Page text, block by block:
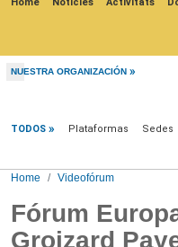
NUESTRA ORGANIZACIÓN
TODOS Plataformas Sedes
Home Videofórum
Fórum
Groizard